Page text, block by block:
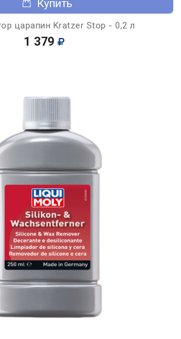
Купить
царапин Kratzer Stop - 0,2 л
1 379